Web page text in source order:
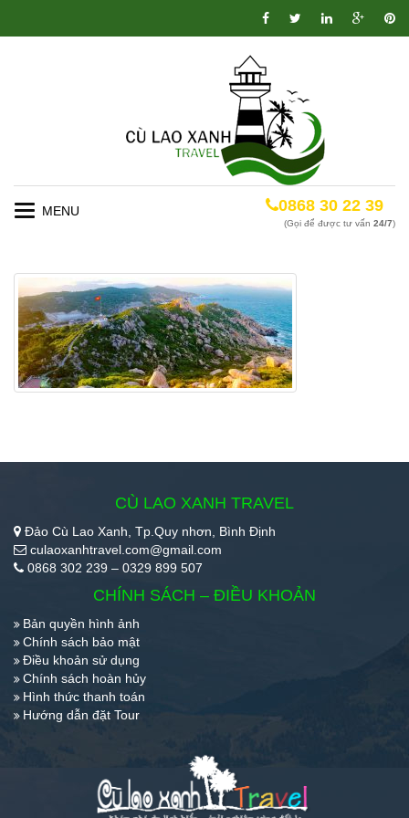
Toggle
0868 30 22 39
(Gọi để được tư vấn 24/7)
CÙ LAO XANH TRAVEL
Đảo Cù Lao Xanh, Tp.Quy nhơn, Bình Định
culaoxanhtravel.com@gmail.com
0868 302 239 – 0329 899 507
CHÍNH SÁCH – ĐIỀU KHOẢN
Bản quyền hình ảnh
Chính sách bảo mật
Điều khoản sử dụng
Chính sách hoàn hủy
Hình thức thanh toán
Hướng dẫn đặt Tour